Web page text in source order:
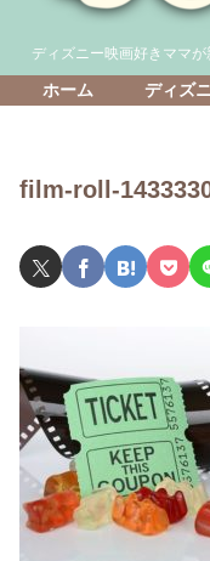
ディズニー映画好きママ
ホーム ディズ
film-roll-